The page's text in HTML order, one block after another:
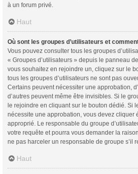
à un forum privé.
Haut
Où sont les groupes d’utilisateurs et
Vous pouvez consulter tous les groupes
« Groupes d’utilisateurs » depuis le panneau
vous souhaitez en rejoindre un, cliquez sur le
tous les groupes d’utilisateurs ne sont pas
Certains peuvent nécessiter une approbation,
d’autres peuvent même être invisibles. Si le
le rejoindre en cliquant sur le bouton dédié. Si
nécessite une approbation, vous devez cliquer
approprié. Le responsable du groupe
votre requête et pourra vous demander la
ne pas harceler un responsable de groupe s’il
Haut